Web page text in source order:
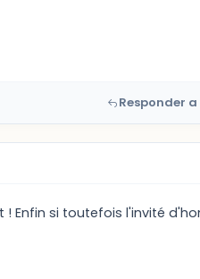
Responder
! Enfin si toutefois l'invité